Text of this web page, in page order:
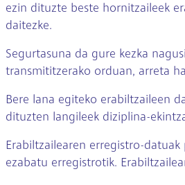
ezin dituzte beste hornitzaileek
daitezke.
Segurtasuna da gure kezka
transmititzerako orduan, arreta
Bere lana egiteko erabiltzaileen
dituzten langileek diziplina-
Erabiltzailearen erregistro-
ezabatu erregistrotik.